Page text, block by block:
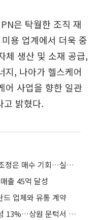
은 탁월한 조직 재
용 업계에서 더욱 중
체 생산 및 소재 공급,
지, 나아가 헬스케어
어 사업을 향한 일관
고 밝혔다.
아이브이리서치 "에이피알, 주가 조정은 매수 기회…실적 성장 전망"
출 45억 달성
드 업체와 유통 계약
美 클래리티 법안 연내 통과 가능성 13%…상원 문턱서 제동